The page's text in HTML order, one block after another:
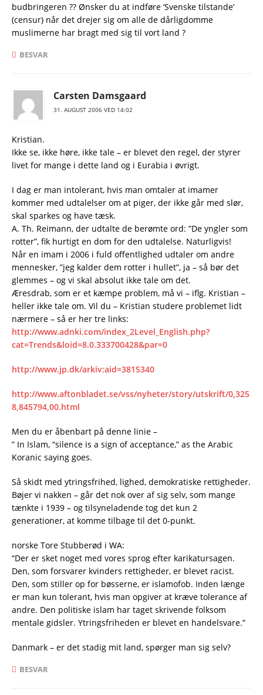
budbringeren ?? Ønsker du at indføre ‘Svenske tilstande’
(censur) når det drejer sig om alle de dårligdomme
muslimerne har bragt med sig til vort land ?
BESVAR
Carsten Damsgaard
31. AUGUST 2006 VED 14:02
Kristian.
Ikke se, ikke høre, ikke tale – er blevet den regel, der styrer
livet for mange i dette land og i Eurabia i øvrigt.
I dag er man intolerant, hvis man omtaler at imamer
kommer med udtalelser om at piger, der ikke går med slør,
skal sparkes og have tæsk.
A. Th. Reimann, der udtalte de berømte ord: ”De yngler som
rotter”, fik hurtigt en dom for den udtalelse. Naturligvis!
Når en imam i 2006 i fuld offentlighed udtaler om andre
mennesker, ”jeg kalder dem rotter i hullet”, ja – så bør det
glemmes – og vi skal absolut ikke tale om det.
Æresdrab, som er et kæmpe problem, må vi – iflg. Kristian –
heller ikke tale om. Vil du – Kristian studere problemet lidt
nærmere – så er her tre links:
http://www.adnki.com/index_2Level_English.php?
cat=Trends&loid=8.0.333700428&par=0
http://www.jp.dk/arkiv:aid=3815340
http://www.aftonbladet.se/vss/nyheter/story/utskrift/0,325
8,845794,00.html
Men du er åbenbart på denne linie –
” In Islam, “silence is a sign of acceptance,” as the Arabic
Koranic saying goes.
Så skidt med ytringsfrihed, lighed, demokratiske rettigheder.
Bøjer vi nakken – går det nok over af sig selv, som mange
tænkte i 1939 – og tilsyneladende tog det kun 2
generationer, at komme tilbage til det 0-punkt.
norske Tore Stubberød i WA:
“Der er sket noget med vores sprog efter karikatursagen.
Den, som forsvarer kvinders rettigheder, er blevet racist.
Den, som stiller op for bøsserne, er islamofob. Inden længe
er man kun tolerant, hvis man opgiver at kræve tolerance af
andre. Den politiske islam har taget skrivende folksom
mentale gidsler. Ytringsfriheden er blevet en handelsvare.”
Danmark – er det stadig mit land, spørger man sig selv?
BESVAR